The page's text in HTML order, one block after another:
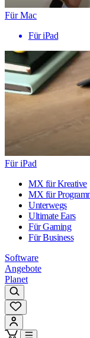
Für Mac
Für iPad
Für iPad
MX für Kreative
MX für
Unterwegs
Ultimate Ears
Für Gaming
Für Business
Software
Angebote
Planet